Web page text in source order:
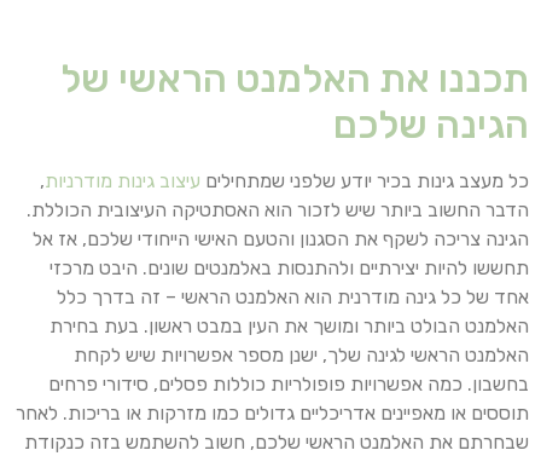
תכננו את האלמנט הראשי של
הגינה שלכם
כל מעצב גינות בכיר יודע שלפני שמתחילים עיצוב גינות מודרניות,
הדבר החשוב ביותר שיש לזכור הוא האסתטיקה העיצובית הכוללת.
הגינה צריכה לשקף את הסגנון והטעם האישי הייחודי שלכם, אז אל
תחששו להיות יצירתיים ולהתנסות באלמנטים שונים. היבט מרכזי
אחד של כל גינה מודרנית הוא האלמנט הראשי – זה בדרך כלל
האלמנט הבולט ביותר ומושך את העין במבט ראשון. בעת בחירת
האלמנט הראשי לגינה שלך, ישנן מספר אפשרויות שיש לקחת
בחשבון. כמה אפשרויות פופולריות כוללות פסלים, סידורי פרחים
תוססים או מאפיינים אדריכליים גדולים כמו מזרקות או בריכות. לאחר
שבחרתם את האלמנט הראשי שלכם, חשוב להשתמש בזה כנקודת